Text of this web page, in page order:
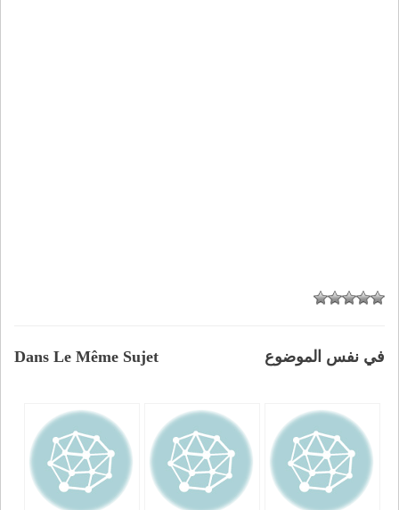
Dans Le Même Sujet في نفس الموضوع